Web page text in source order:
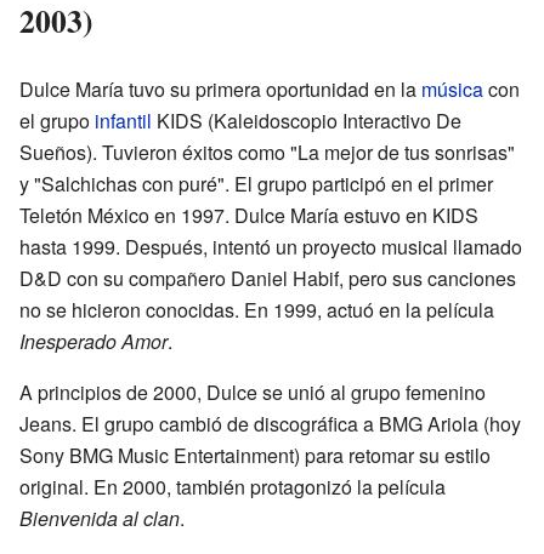
2003)
Dulce María tuvo su primera oportunidad en la músicacon
el grupo infantil KIDS (Kaleidoscopio Interactivo De
Sueños). Tuvieron éxitos como "La mejor de tus sonrisas"
y "Salchichas con puré". El grupo participó en el primer
Teletón México en 1997. Dulce María estuvo en KIDS
hasta 1999. Después, intentó un proyecto musical llamado
D&D con su compañero Daniel Habif, pero sus canciones
no se hicieron conocidas. En 1999, actuó en la película
Inesperado Amor.
A principios de 2000, Dulce se unió al grupo femenino
Jeans. El grupo cambió de discográfica a BMG Ariola (hoy
Sony BMG Music Entertainment) para retomar su estilo
original. En 2000, también protagonizó la película
Bienvenida al clan.